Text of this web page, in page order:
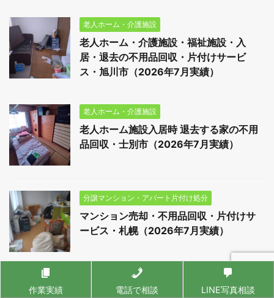
老人ホーム・介護施設
老人ホーム・介護施設・福祉施設・入
居・退去の不用品回収・片付けサービ
ス・旭川市（2026年7月実績）
老人ホーム・介護施設
老人ホーム施設入居時 退去する家の不用
品回収・士別市（2026年7月実績）
分譲マンション・アパート片付け処分
マンション売却・不用品回収・片付けサ
ービス・札幌（2026年7月実績）
老人ホーム・介護施設
作業実績 電話で相談 LINE写真相談